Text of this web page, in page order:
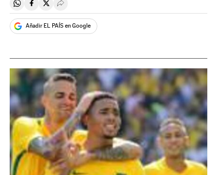
Compartir en Whatsapp
Compartir en Facebook
Compartir en Twitter
Desplegar Redes Sociales
Añadir EL PAÍS en Google